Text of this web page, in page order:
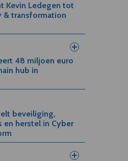
Kevin Ledegen tot
& transformation
48 miljoen euro
hub in
beveiliging,
herstel in Cyber